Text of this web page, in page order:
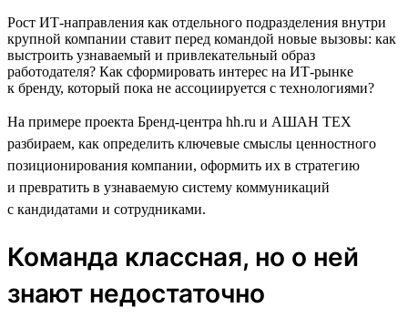
Рост ИТ-направления как отдельного подразделения внутри
крупной компании ставит перед командой новые вызовы: как
выстроить узнаваемый и привлекательный образ
работодателя? Как сформировать интерес на ИТ-рынке
к бренду, который пока не ассоциируется с технологиями?
На примере проекта Бренд-центра hh.ru и АШАН ТЕХ
разбираем, как определить ключевые смыслы ценностного
позиционирования компании, оформить их в стратегию
и превратить в узнаваемую систему коммуникаций
с кандидатами и сотрудниками.
Команда классная, но о ней
знают недостаточно